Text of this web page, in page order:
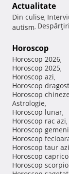
Actualitate
Din culise,
autism,
Horoscop
Horoscop 2026,
Horoscop 2025,
Horoscop azi,
Horoscop
Horoscop
Astrologie,
Horoscop lunar,
Horoscop rac azi,
Horoscop
Horoscop
Horoscop taur azi
Horoscop
Horoscop